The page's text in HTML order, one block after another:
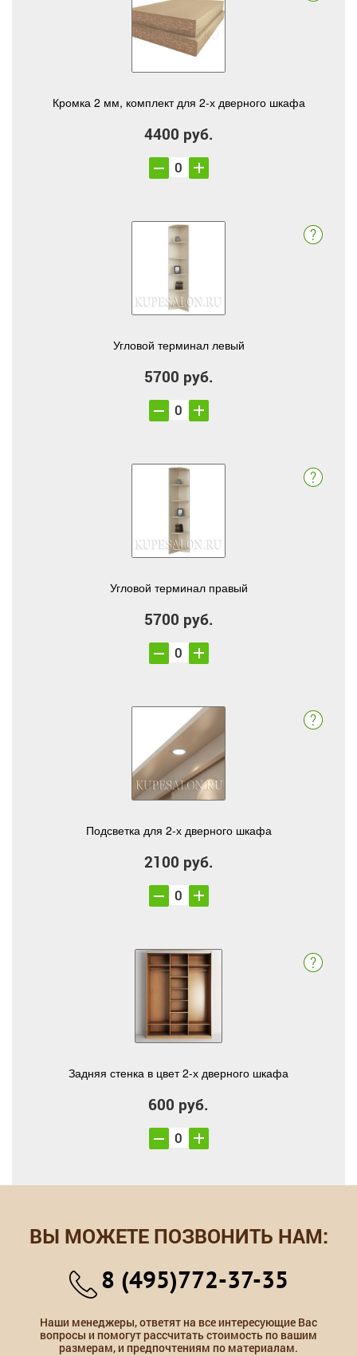
Кромка 2 мм, комплект для 2-х дверного шкафа
4400 руб.
Угловой терминал левый
5700 руб.
Угловой терминал правый
5700 руб.
Подсветка для 2-х дверного шкафа
2100 руб.
Задняя стенка в цвет 2-х дверного шкафа
600 руб.
ВЫ МОЖЕТЕ ПОЗВОНИТЬ НАМ:
8 (495)772-37-35
Наши менеджеры, ответят на все интересующие Вас
вопросы и помогут рассчитать стоимость по вашим
размерам, и предпочтениям по материалам.